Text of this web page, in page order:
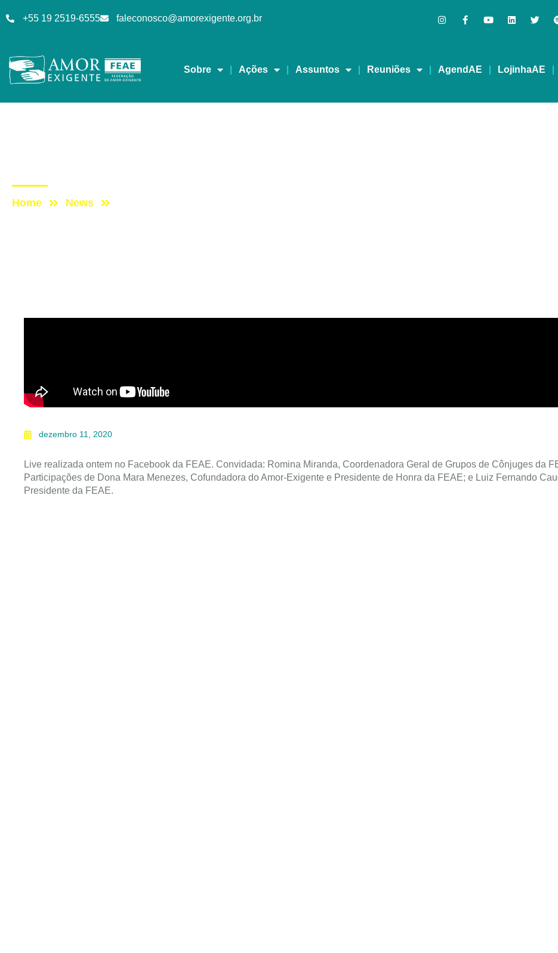
+55 19 2519-6555 faleconosco@amorexigente.org.br
Sobre Ações Assuntos Reuniões AgendAE LojinhaAE
Home News
dezembro 11, 2020
Live realizada ontem no Facebook da FEAE. Convidada: Romina Miranda, Coordenadora Geral de Grupos de Cônjuges da
Participações de Dona Mara Menezes, Cofundadora do Amor-Exigente e Presidente de Honra da FEAE; e Luiz Fernando
Presidente da FEAE.